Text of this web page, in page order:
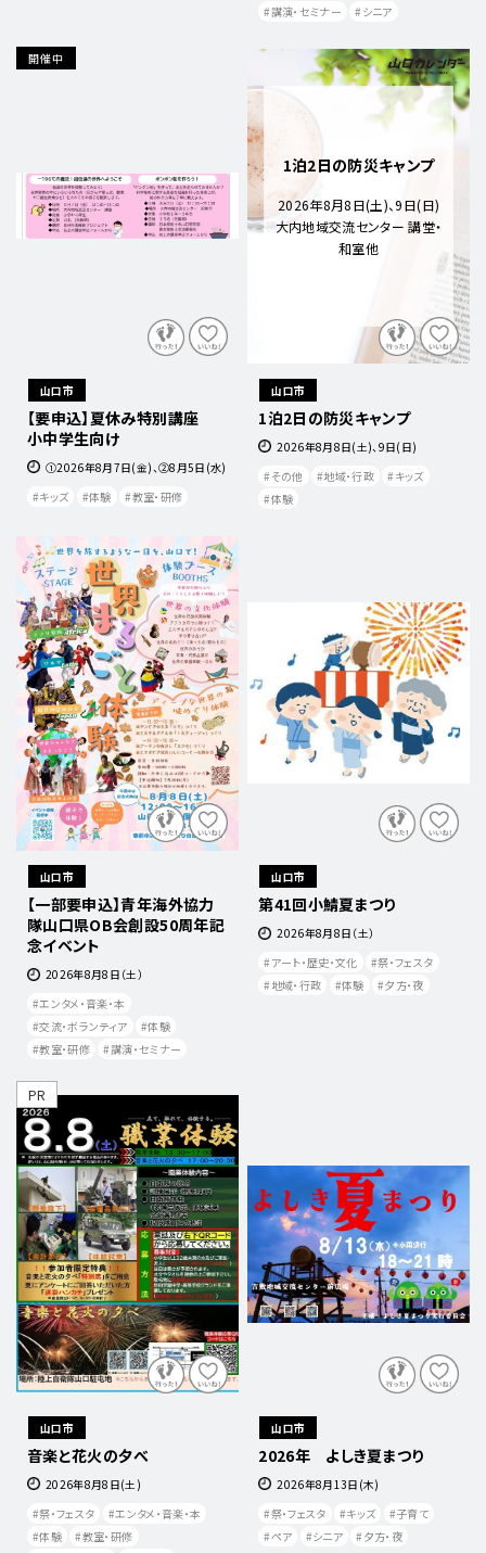
講演・セミナー
シニア
開催中
山口市
【要申込】夏休み特別講座
小中学生向け
①2026年8月7日(金)、②8月5日(水)
キッズ
体験 教室・研修
1泊2日の防災キャンプ
2026年8月8日(土)、9日(日)
大内地域交流センター 講堂・
和室他
山口市
1泊2日の防災キャンプ
2026年8月8日(土)、9日(日)
その他
地域・行政
キッズ
体験
山口市
【一部要申込】青年海外協力
隊山口県OB会創設50周年記
念イベント
2026年8月8日（土）
エンタメ・音楽・本
交流・ボランティア
体験
教室・研修
講演・セミナー
山口市
第41回小鯖夏まつり
2026年8月8日（土）
アート・歴史・文化
祭・フェスタ
地域・行政
体験 夕方・夜​
PR
山口市
音楽と花火の夕べ
2026年8月8日(土)
祭・フェスタ
エンタメ・音楽・本
体験
教室・研修
山口市
2026年 よしき夏まつり
2026年8月13日(木)
祭・フェスタ
キッズ
子育て
ペア
シニア 夕方・夜​